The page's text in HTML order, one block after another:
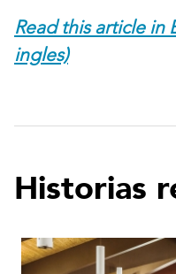
Read this article in
ingles)
Historias